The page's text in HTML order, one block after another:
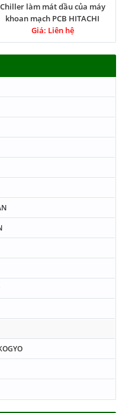
Chiller làm mát dầu của máy
khoan mạch PCB HITACHI
Giá: Liên hệ